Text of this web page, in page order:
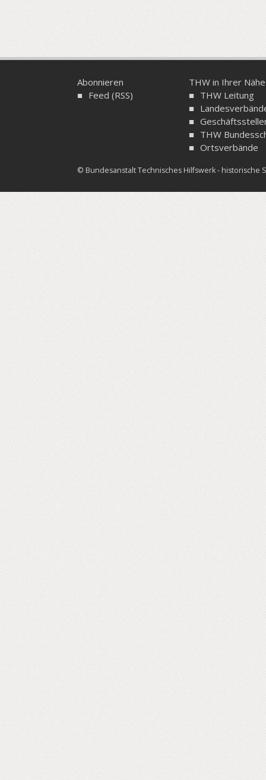
Abonnieren
Feed (RSS)
THW in Ihrer Nähe
THW Leitung
THW
Ortsverbände
© Bundesanstalt Technisches Hilfswerk - historische